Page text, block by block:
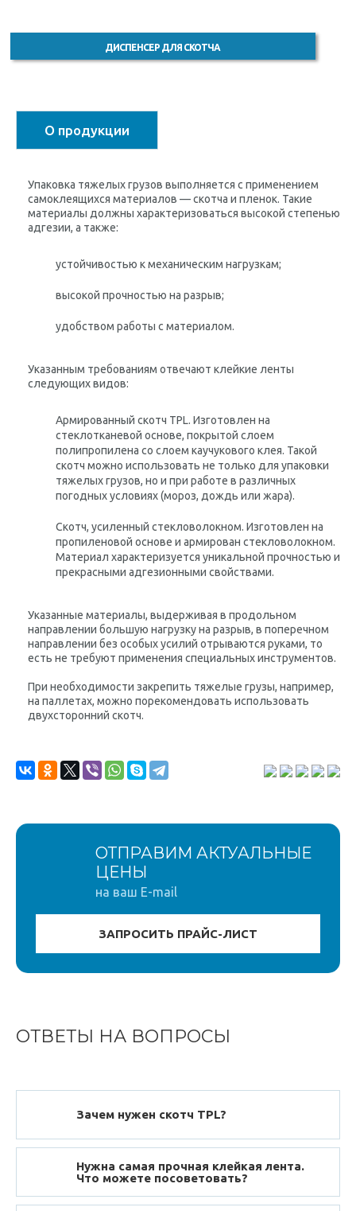
ДИСПЕНСЕР ДЛЯ СКОТЧА
О продукции
Упаковка тяжелых грузов выполняется с применением
самоклеящихся материалов — скотча и пленок. Такие
материалы должны характеризоваться высокой степенью
адгезии, а также:
устойчивостью к механическим нагрузкам;
высокой прочностью на разрыв;
удобством работы с материалом.
Указанным требованиям отвечают клейкие ленты
следующих видов:
Армированный скотч TPL. Изготовлен на
стеклотканевой основе, покрытой слоем
полипропилена со слоем каучукового клея. Такой
скотч можно использовать не только для упаковки
тяжелых грузов, но и при работе в различных
погодных условиях (мороз, дождь или жара).
Скотч, усиленный стекловолокном. Изготовлен на
пропиленовой основе и армирован стекловолокном.
Материал характеризуется уникальной прочностью и
прекрасными адгезионными свойствами.
Указанные материалы, выдерживая в продольном
направлении большую нагрузку на разрыв, в поперечном
направлении без особых усилий отрываются руками, то
есть не требуют применения специальных инструментов.
При необходимости закрепить тяжелые грузы, например,
на паллетах, можно порекомендовать использовать
двухсторонний скотч.
ОТПРАВИМ АКТУАЛЬНЫЕ
ЦЕНЫ
на ваш E-mail
ОТВЕТЫ НА ВОПРОСЫ
Зачем нужен скотч TPL?
Нужна самая прочная клейкая лента.
Что можете посоветовать?